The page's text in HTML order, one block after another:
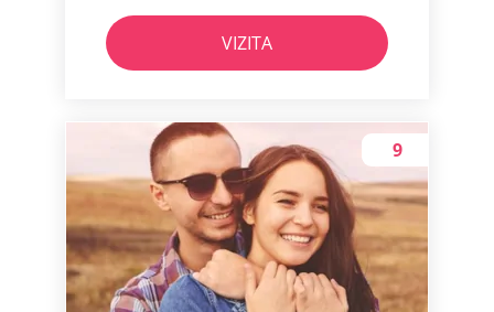
VIZITA
9